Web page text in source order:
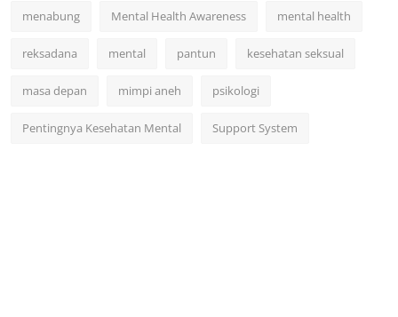
menabung Mental Health Awareness mental health
reksadana mental pantun kesehatan seksual
masa depan mimpi aneh psikologi
Pentingnya Kesehatan Mental Support System